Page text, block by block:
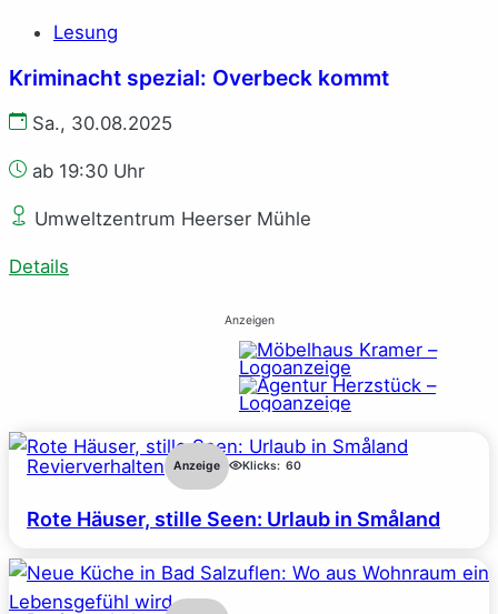
Lesung
Kriminacht spezial: Overbeck kommt
Sa., 30.08.2025
ab 19:30 Uhr
Umweltzentrum Heerser Mühle
Details
Anzeigen
Revierverhalten Anzeige Klicks: 60
Rote Häuser, stille Seen: Urlaub in Småland